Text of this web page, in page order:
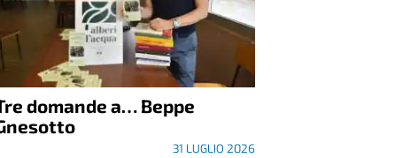
domande a… Beppe
31 LUGLIO 2026